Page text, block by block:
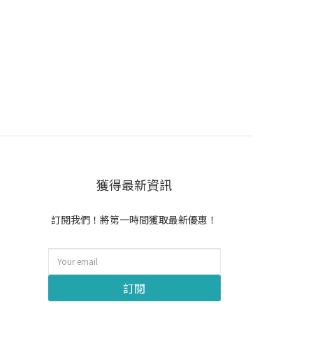
獲得最新資訊
訂閱我們！將第一時間獲取最新優惠！
訂閱